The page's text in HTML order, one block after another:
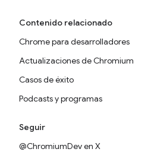
Contenido relacionado
Chrome para desarrolladores
Actualizaciones de Chromium
Casos de éxito
Podcasts y programas
Seguir
@ChromiumDev en X